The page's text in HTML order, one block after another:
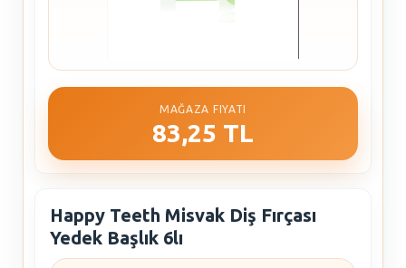
MAĞAZA FIYATI
83,25 TL
Happy Teeth Misvak Diş Fırçası
Yedek Başlık 6lı